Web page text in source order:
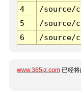
4
/source/
5
/source/
6
/source/
www.365jz.com 已经